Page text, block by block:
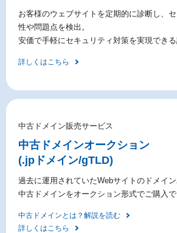
お客様のウェブサイトを定期的に診断し、
性や問題点を検出。
安価で手軽にセキュリティ対策を実現できる
詳しくはこちら
中古ドメイン販売サービス
中古ドメインオークション
(.jpドメイン/gTLD)
過去に運用されていたWebサイトのドメイ
中古ドメインをオークション形式でご購入で
中古ドメインとは？解説を読む
詳しくはこちら